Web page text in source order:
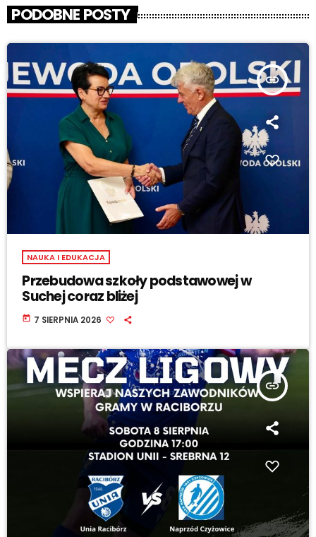
PODOBNE POSTY
insert_link
NAUKA I EDUKACJA
Przebudowa szkoły podstawowej w
Suchej coraz bliżej
today 7 SIERPNIA 2026
insert_link